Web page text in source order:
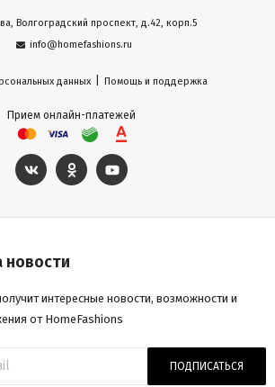
Волгоградский проспект, д.42, корп.5
info@homefashions.ru
данных Помощь и поддержка
Прием онлайн-платежей
новости
интересные новости, возможности и
от HomeFashions
ПОДПИСАТЬСЯ